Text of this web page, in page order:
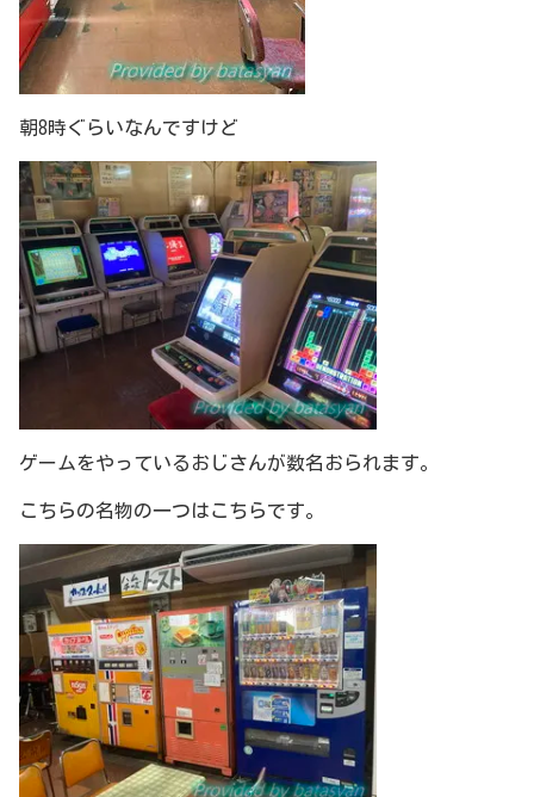
朝8時ぐらいなんですけど
ゲームをやっているおじさんが数名おられます。
こちらの名物の一つはこちらです。